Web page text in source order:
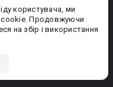
користувача, ми
cookie. Продовжуючи
на збір і використання